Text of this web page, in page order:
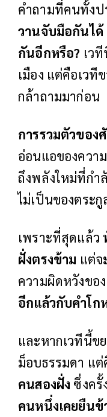
คำถามที่คนทั้งป
วานจับมือกันได้
กันอีกหรือ? เว
เมือง แต่คือเวที
กล้าถามมาก่อน
การรวมตัวของ
อ่อนแอของควา
ถึงพลังใหม่ที่กำ
ไม่เป็นของตระ
เพราะที่สุดแล้ว
ฝั่งตรงข้าม แต่จ
ความผิดหวังขอ
อีกแล้วกับคำโ
และหากเวทีนี้ข
ม็อบธรรมดา แต่
คนสองฝั่ง ซึ่งครั้
คนหนึ่งเคยยืน